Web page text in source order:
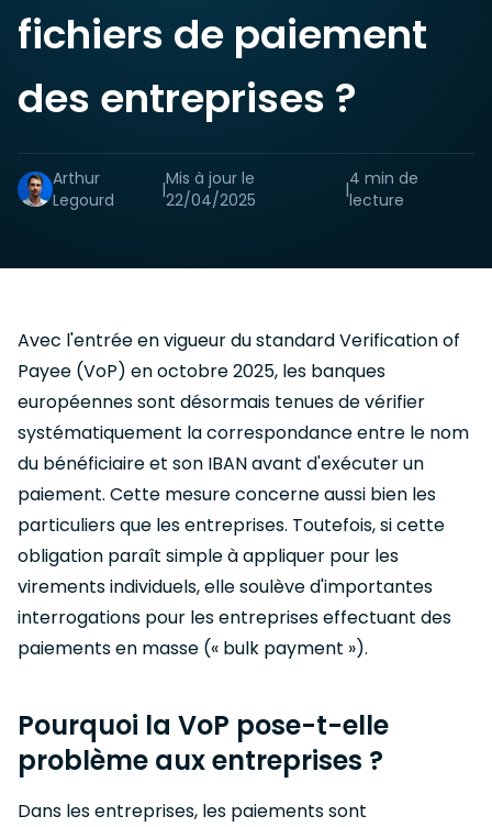
fichiers de paiement
des entreprises ?
Arthur
Legourd
|Mis à jour le
22/04/2025
|4 min de
lecture
Avec l'entrée en vigueur du standard Verification of
Payee (VoP) en octobre 2025, les banques
européennes sont désormais tenues de vérifier
systématiquement la correspondance entre le nom
du bénéficiaire et son IBAN avant d'exécuter un
paiement. Cette mesure concerne aussi bien les
particuliers que les entreprises. Toutefois, si cette
obligation paraît simple à appliquer pour les
virements individuels, elle soulève d'importantes
interrogations pour les entreprises effectuant des
paiements en masse (« bulk payment »).
Pourquoi la VoP pose-t-elle
problème aux entreprises ?
Dans les entreprises, les paiements sont